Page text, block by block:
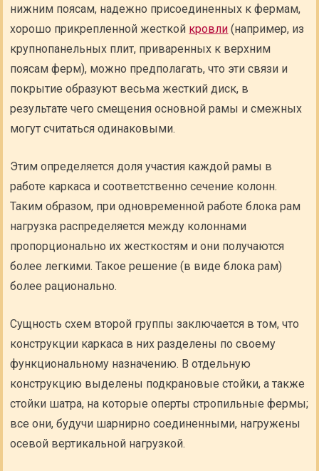
нижним поясам, надежно присоединенных к фермам,
хорошо прикрепленной жесткой кровли (например, из
крупнопанельных плит, приваренных к верхним
поясам ферм), можно предполагать, что эти связи и
покрытие образуют весьма жесткий диск, в
результате чего смещения основной рамы и смежных
могут считаться одинаковыми.
Этим определяется доля участия каждой рамы в
работе каркаса и соответственно сечение колонн.
Таким образом, при одновременной работе блока рам
нагрузка распределяется между колоннами
пропорционально их жесткостям и они получаются
более легкими. Такое решение (в виде блока рам)
более рационально.
Сущность схем второй группы заключается в том, что
конструкции каркаса в них разделены по своему
функциональному назначению. В отдельную
конструкцию выделены подкрановые стойки, а также
стойки шатра, на которые оперты стропильные фермы;
все они, будучи шарнирно соединенными, нагружены
осевой вертикальной нагрузкой.